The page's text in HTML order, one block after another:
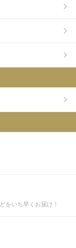
をいち早くお届け！